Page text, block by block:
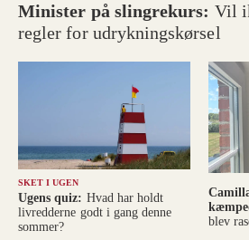
Minister på slingrekurs: Vil
regler for udrykningskørsel
SKET I UGEN
Ugens quiz: Hvad har holdt
livredderne godt i gang denne
sommer?
blev